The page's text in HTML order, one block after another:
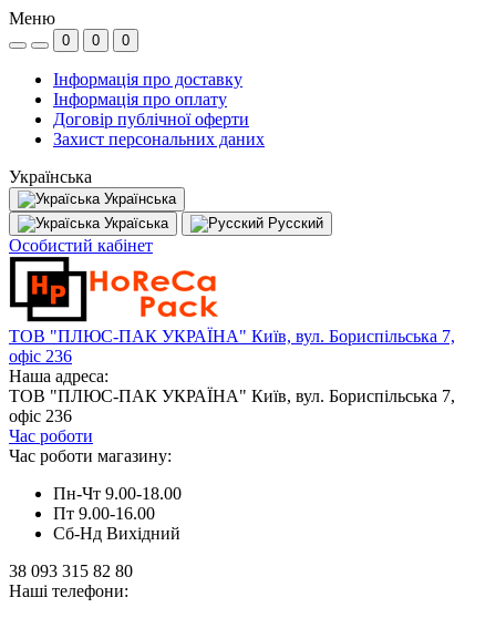
Меню
0 0 0
Інформація про доставку
Інформація про оплату
Договір публічної оферти
Захист персональних даних
Українська
Українська
Україська
Русский
Особистий кабінет
ТОВ "ПЛЮС-ПАК УКРАЇНА" Київ, вул. Бориспільська 7,
офіс 236
Наша адреса:
ТОВ "ПЛЮС-ПАК УКРАЇНА" Київ, вул. Бориспільська 7,
офіс 236
Час роботи
Час роботи магазину:
Пн-Чт 9.00-18.00
Пт 9.00-16.00
Сб-Нд Вихідний
38 093 315 82 80
Наші телефони: